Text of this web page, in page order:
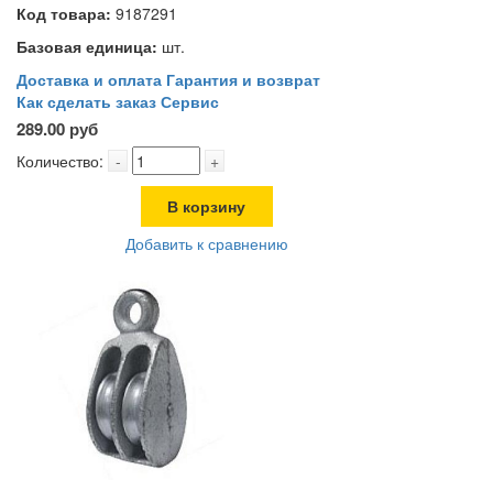
Код товара: 9187291
Базовая единица: шт.
Доставка и оплата Гарантия и возврат
Как сделать заказ Сервис
289.00 руб
Количество: - +
В корзину
Добавить к сравнению